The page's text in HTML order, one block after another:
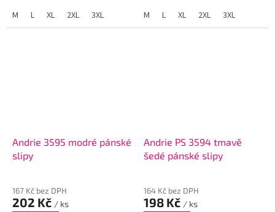
M L XL 2XL 3XL M L XL 2XL 3XL
Andrie 3595 modré pánské
slipy
167 Kč bez DPH
202 Kč / ks
Andrie PS 3594 tmavě
šedé pánské slipy
164 Kč bez DPH
198 Kč / ks